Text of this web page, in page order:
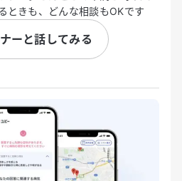
ときも、どんな相談もOKです
ーと話してみる